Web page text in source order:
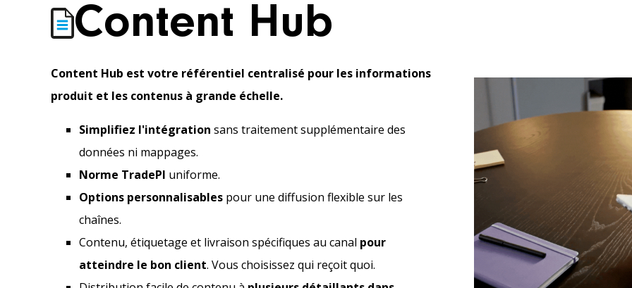
Content Hub
Content Hub est votre référentiel centralisé pour les informations
produit et les contenus à grande échelle.
Simplifiez l'intégration sans traitement supplémentaire des
données ni mappages.
Norme TradePI uniforme.
Options personnalisables pour une diffusion flexible sur les
chaînes.
Contenu, étiquetage et livraison spécifiques au canal pour
atteindre le bon client. Vous choisissez qui reçoit quoi.